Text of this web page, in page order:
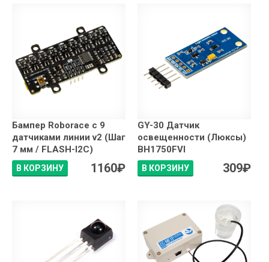
Бампер Roborace с 9
датчиками линии v2 (Шаг
7 мм / FLASH-I2C)
В КОРЗИНУ 1160₽
GY-30 Датчик
освещенности (Люксы)
BH1750FVI
В КОРЗИНУ 309₽